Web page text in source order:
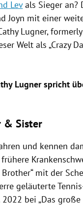
Levals Sieger an?
Joyn mit einer
Lugner,
Welt als „Crazy
Lugner spricht
& Sister
und kennen
mit der
geläuterte
bei „Das